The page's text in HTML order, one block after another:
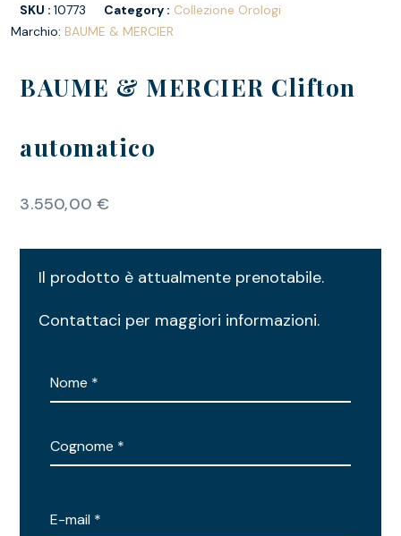
SKU :10773 Category : Collezione Orologi
Marchio: BAUME & MERCIER
BAUME & MERCIER Clifton
automatico
3.550,00€
Il prodotto è attualmente prenotabile.
Contattaci per maggiori informazioni.